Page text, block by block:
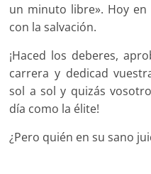
un minuto libre». Hoy
con la salvación.
¡Haced los deberes,
carrera y dedicad
sol a sol y quizás
día como la élite!
¿Pero quién en su sano